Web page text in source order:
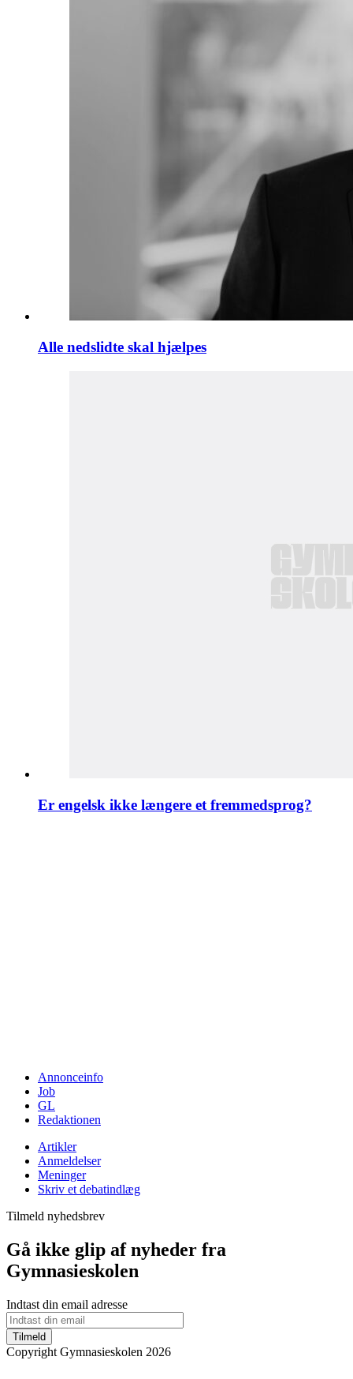
Alle nedslidte skal hjælpes
Er engelsk ikke længere et fremmedsprog?
Annonceinfo
Job
GL
Redaktionen
Artikler
Anmeldelser
Meninger
Skriv et debatindlæg
Tilmeld nyhedsbrev
Gå ikke glip af nyheder fra
Gymnasieskolen
Indtast din email adresse
Tilmeld
Copyright Gymnasieskolen 2026